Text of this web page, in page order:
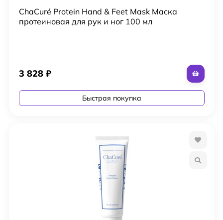
ChaCuré Protein Hand & Feet Mask Маска
протеиновая для рук и ног 100 мл
3 828 ₽
Быстрая покупка